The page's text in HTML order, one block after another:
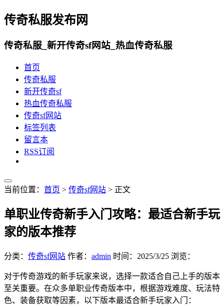
传奇私服发布网
传奇私服_新开传奇sf网站_热血传奇私服
首页
传奇私服
新开传奇sf
热血传奇私服
传奇sf网站
标签列表
留言本
RSS订阅
当前位置： 首页 > 传奇sf网站 > 正文
单职业传奇新手入门攻略：最适合新手玩
家的版本推荐
分类： 传奇sf网站 作者： admin 时间： 2025/3/25 浏览：
对于传奇游戏的新手玩家来说，选择一款适合自己上手的版本
至关重要。在众多单职业传奇版本中，根据游戏难度、玩法特
色、装备获取等因素，以下版本最适合新手玩家入门：